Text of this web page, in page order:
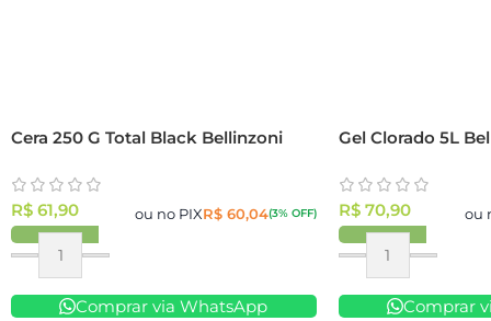
Cera 250 G Total Black Bellinzoni
R$ 61,90 ou no PIXR$60,04(3% OFF)
Comprar via WhatsApp
Gel Clorado 5L
R$70,90 ou
Comprar